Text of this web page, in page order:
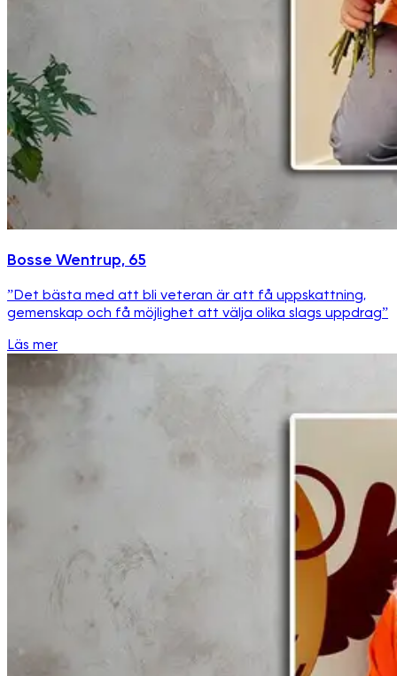
Bosse Wentrup, 65
”Det bästa med att bli veteran är att få uppskattning,
gemenskap och få möjlighet att välja olika slags uppdrag”
Läs mer